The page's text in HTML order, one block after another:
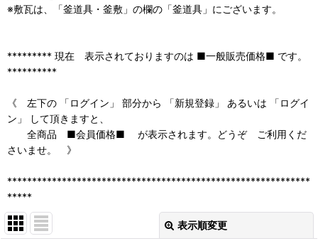
※敷瓦は、「釜道具・釜敷」の欄の「釜道具」にございます。
********* 現在 表示されておりますのは ■一般販売価格■ です。
**********
《 左下の 「ログイン」 部分から 「新規登録」 あるいは 「ログイ
ン」 して頂きますと、
全商品 ■会員価格■ が表示されます。どうぞ ご利用くだ
さいませ。 》
*************************************************************
*****
表示順変更